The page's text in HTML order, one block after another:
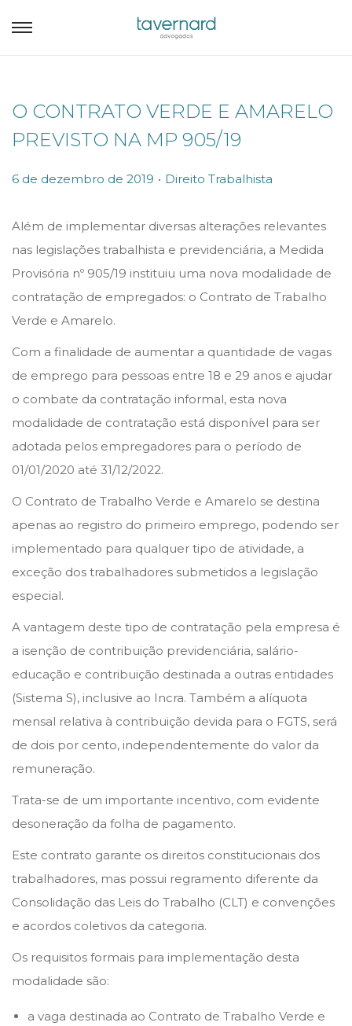
O CONTRATO VERDE E AMARELO
PREVISTO NA MP 905/19
P
s
t
e
d
o
6 de dezembro de 2019 . P
s
e
d
Direito Trabalhista
Além de implementar diversas alterações relevantes
nas legislações trabalhista e previdenciária, a Medida
Provisória nº 905/19 instituiu uma nova modalidade de
contratação de empregados: o Contrato de Trabalho
Verde e Amarelo.
Com a finalidade de aumentar a quantidade de vagas
de emprego para pessoas entre 18 e 29 anos e ajudar
o combate da contratação informal, esta nova
modalidade de contratação está disponível para ser
adotada pelos empregadores para o período de
01/01/2020 até 31/12/2022.
O Contrato de Trabalho Verde e Amarelo se destina
apenas ao registro do primeiro emprego, podendo ser
implementado para qualquer tipo de atividade, a
exceção dos trabalhadores submetidos a legislação
especial.
A vantagem deste tipo de contratação pela empresa é
a isenção de contribuição previdenciária, salário-
educação e contribuição destinada a outras entidades
(Sistema S), inclusive ao Incra. Também a alíquota
mensal relativa à contribuição devida para o FGTS, será
de dois por cento, independentemente do valor da
remuneração.
Trata-se de um importante incentivo, com evidente
desoneração da folha de pagamento.
Este contrato garante os direitos constitucionais dos
trabalhadores, mas possui regramento diferente da
Consolidação das Leis do Trabalho (CLT) e convenções
e acordos coletivos da categoria.
Os requisitos formais para implementação desta
modalidade são:
a vaga destinada ao Contrato de Trabalho Verde e